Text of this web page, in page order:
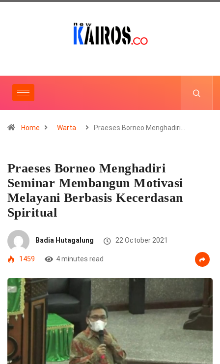
Home Warta Praeses Borneo Menghadiri…
Praeses Borneo Menghadiri
Seminar Membangun Motivasi
Melayani Berbasis Kecerdasan
Spiritual
Badia Hutagalung 22 October 2021
1459 4 minutes read